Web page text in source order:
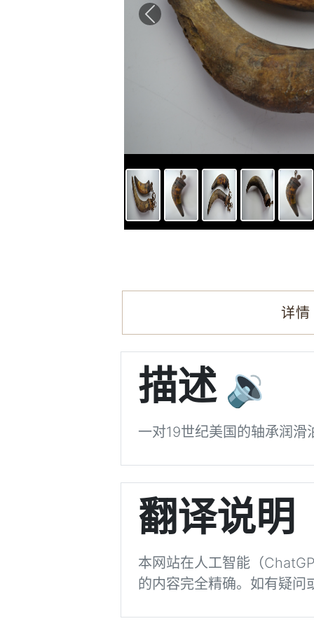
Previous
详情
描述 🔉
一对19世纪美国的轴承润
翻译说明
本网站在人工智能（
的内容完全精确。如有疑问